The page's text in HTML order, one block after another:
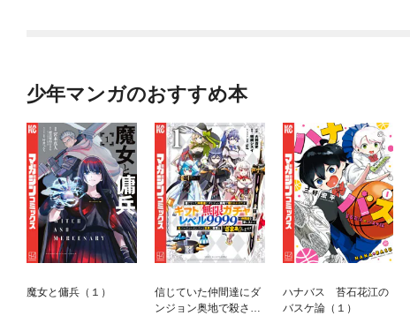
少年マンガのおすすめ本
魔女と傭兵（１）
信じていた仲間達にダ
ンジョン奥地で殺され
ハナバス 苔石花江の
バスケ論（１）